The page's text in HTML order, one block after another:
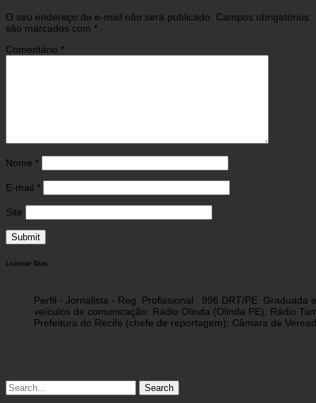
O seu endereço de e-mail não será publicado. Campos obrigatórios
são marcados com *
Comentário *
Nome *
E-mail *
Site
Luzimar Dias
Perfil - Jornalista - Reg. Profissional , 996 DRT/PE.
veículos de comunicação: Rádio Olinda (Olinda PE); Rádio
Prefeitura do Recife (chefe de reportagem); Câmara de
Search
for: